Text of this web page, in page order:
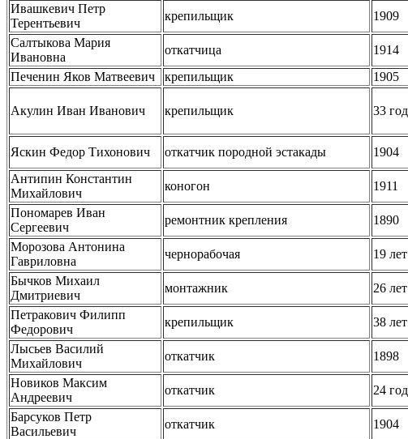
Ивашкевич Петр
Терентьевич
крепильщик 1909
Салтыкова Мария
Ивановна
откатчица 1914
Печенин Яков Матвеевич
крепильщик 1905
Акулин Иван Иванович крепильщик 33
Яскин Федор Тихонович откатчик породной эстакады 1904
Антипин Константин
Михайлович
коногон 1911
Пономарев Иван
Сергеевич
ремонтник крепления 1890
Морозова Антонина
Гавриловна
чернорабочая 19 лет
Бычков Михаил
Дмитриевич
монтажник 26 лет
Петракович Филипп
Федорович
крепильщик 38 лет
Лысьев Василий
Михайлович
откатчик 1898
Новиков Максим
Андреевич
откатчик 24
Барсуков Петр
Васильевич
откатчик 1904